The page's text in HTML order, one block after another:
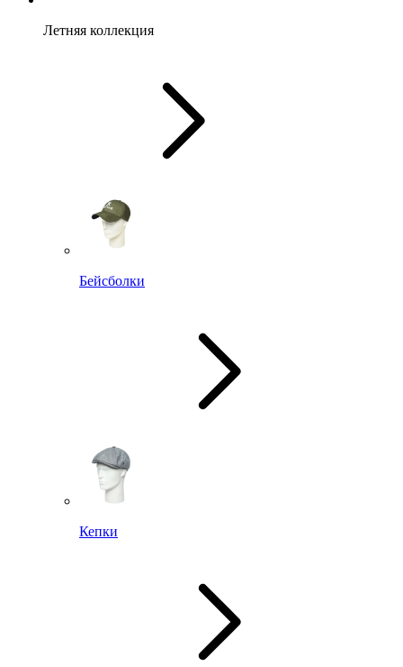
Летняя коллекция
Бейсболки
Кепки